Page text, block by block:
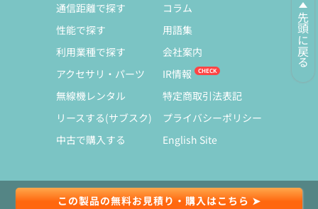
この製品の無料お見積り・購入はこちら ➤
先頭に戻る
通信距離で探す
性能で探す
利用業種で探す
アクセサリ・パーツ
無線機レンタル
リースする(サブスク)
中古で購入する
コラム
用語集
会社案内
IR情報
特定商取引法表記
プライバシーポリシー
English Site
© Copyright 1991-2026 Exseli Co., Ltd.